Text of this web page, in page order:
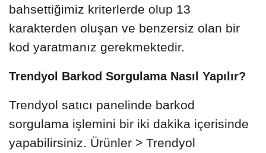
bahsettiğimiz kriterlerde olup 13
karakterden oluşan ve benzersiz olan bir
kod yaratmanız gerekmektedir.
Trendyol Barkod Sorgulama Nasıl Yapılır?
Trendyol satıcı panelinde barkod
sorgulama işlemini bir iki dakika içerisinde
yapabilirsiniz. Ürünler > Trendyol